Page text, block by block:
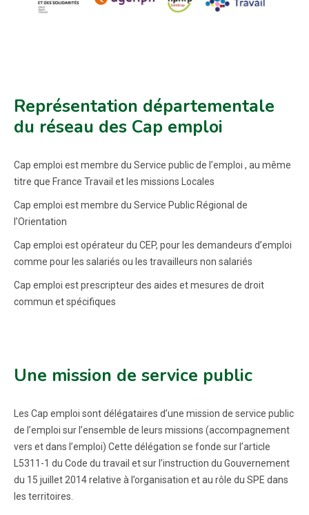
Représentation départementale
du réseau des Cap emploi
Cap emploi est membre du Service public de l’emploi , au même
titre que France Travail et les missions Locales
Cap emploi est membre du Service Public Régional de
l’Orientation
Cap emploi est opérateur du CEP, pour les demandeurs d’emploi
comme pour les salariés ou les travailleurs non salariés
Cap emploi est prescripteur des aides et mesures de droit
commun et spécifiques
Une mission de service public
Les Cap emploi sont délégataires d’une mission de service public
de l’emploi sur l’ensemble de leurs missions (accompagnement
vers et dans l’emploi) Cette délégation se fonde sur l’article
L5311-1 du Code du travail et sur l’instruction du Gouvernement
du 15 juillet 2014 relative à l’organisation et au rôle du SPE dans
les territoires.